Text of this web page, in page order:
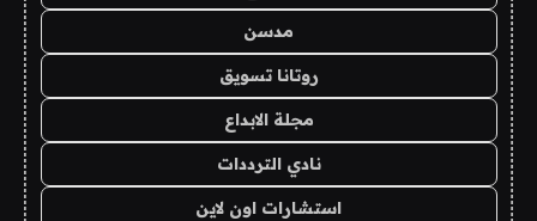
مدسن
روتانا تسويق
مجلة الابداع
نادي الترددات
استشارات اون لاين